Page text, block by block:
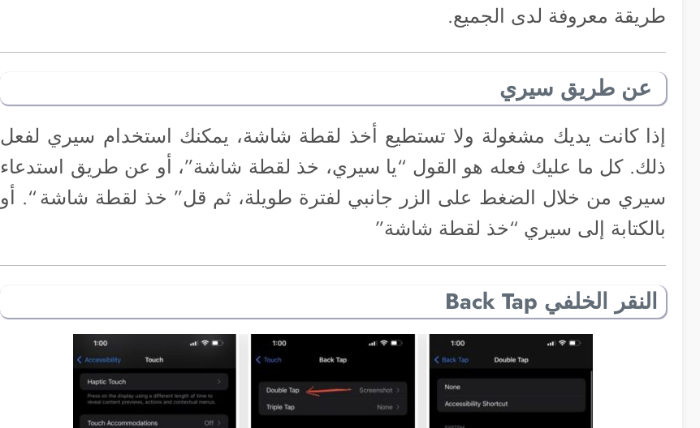
طريقة معروفة لدى الجميع.
عن طريق سيري
إذا كانت يديك مشغولة ولا تستطيع أخذ لقطة شاشة، يمكنك استخدام سيري لفعل
ذلك. كل ما عليك فعله هو القول “يا سيري، خذ لقطة شاشة”، أو عن طريق استدعاء
سيري من خلال الضغط على الزر جانبي لفترة طويلة، ثم قل” خذ لقطة شاشة “. أو
بالكتابة إلى سيري “خذ لقطة شاشة”
النقر الخلفي Back Tap